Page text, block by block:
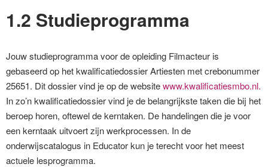
1.2 Studieprogramma
Jouw studieprogramma voor de opleiding Filmacteur is
gebaseerd op het kwalificatiedossier Artiesten met crebonummer
25651. Dit dossier vind je op de websitewww.kwalificatiesmbo.nl.
In zo’n kwalificatiedossier vind je de belangrijkste taken die bij het
beroep horen, oftewel de kerntaken. De handelingen die je voor
een kerntaak uitvoert zijn werkprocessen. In de
onderwijscatalogus in Educator kun je terecht voor het meest
actuele lesprogramma.